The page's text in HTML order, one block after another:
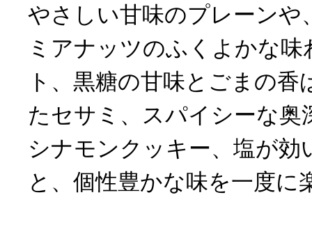
やさしい甘味のプレーンや
ミアナッツのふくよかな
ト、黒糖の甘味とごまの
たセサミ、スパイシーな奥
シナモンクッキー、塩が効
と、個性豊かな味を一度に